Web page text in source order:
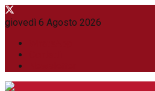
giovedì 6 Agosto 2026